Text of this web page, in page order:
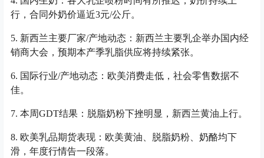
行，合同外奶价逼近3元/公斤。
5. 新西兰主要厂家/产地动态：新西兰主要乳企举办国内经
销商大会，预期本产季乳脂供应将持续紧张。
6. 国际行业/产地动态：欧美消费走低，社会零售数据不
佳。
7. 本周GDT结果：脱脂奶粉下挫明显，新西兰黄油上行。
8. 欧美乳品期货表现：欧美黄油、脱脂奶粉、奶酪均下
滑，年度行情告一段落。